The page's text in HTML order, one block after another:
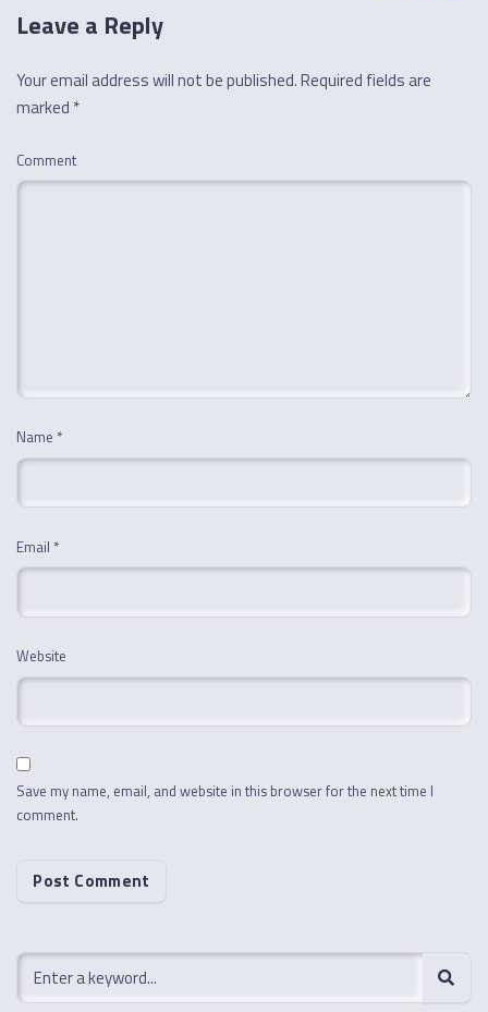
Leave a Reply
Your email address will not be published.Required fields are
marked *
Comment
Name *
Email *
Website
Save my name, email, and website in this browser for the next time I
comment.